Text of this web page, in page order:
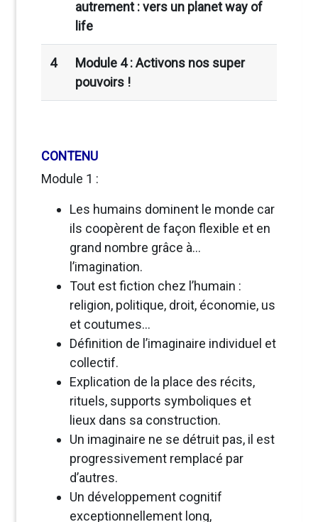
autrement : vers un planet way of
life
4 Module 4 :Activons nos super
pouvoirs !
CONTENU
Module 1 :
Les humains dominent le monde car
ils coopèrent de façon flexible et en
grand nombre grâce à...
l’imagination.
Tout est fiction chez l’humain :
religion, politique, droit, économie, us
et coutumes...
Définition de l’imaginaire individuel et
collectif.
Explication de la place des récits,
rituels, supports symboliques et
lieux dans sa construction.
Un imaginaire ne se détruit pas, il est
progressivement remplacé par
d’autres.
Un développement cognitif
exceptionnellement long,